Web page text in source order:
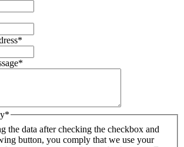
*
*
*
the data after checking the checkbox and
button, you comply that we use your